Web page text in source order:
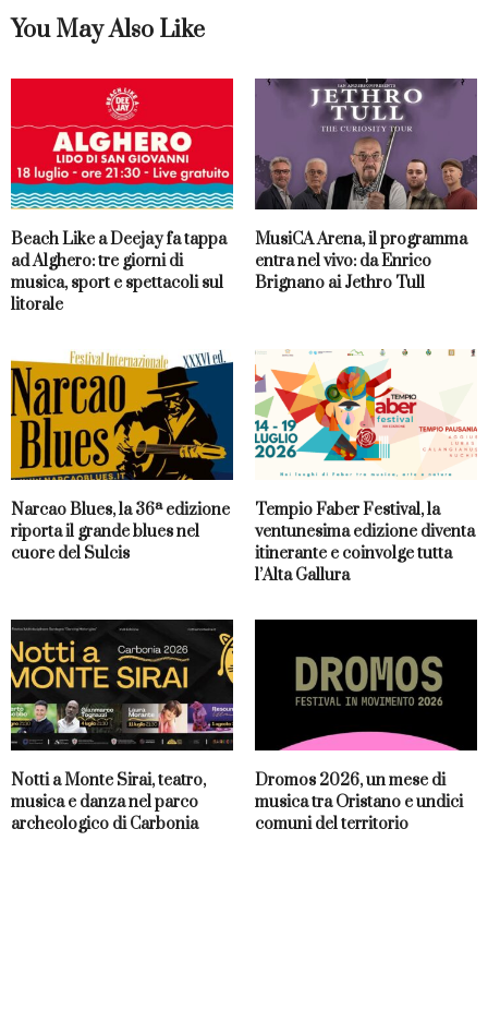
You May Also Like
Beach Like a Deejay fa tappa
ad Alghero: tre giorni di
musica, sport e spettacoli sul
litorale
MusiCA Arena, il programma
entra nel vivo: da Enrico
Brignano ai Jethro Tull
Narcao Blues, la 36ª edizione
riporta il grande blues nel
cuore del Sulcis
Tempio Faber Festival, la
ventunesima edizione diventa
itinerante e coinvolge tutta
l’Alta Gallura
Notti a Monte Sirai, teatro,
musica e danza nel parco
archeologico di Carbonia
Dromos 2026, un mese di
musica tra Oristano e undici
comuni del territorio